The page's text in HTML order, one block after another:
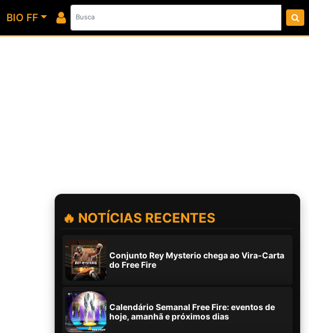
BIO FF
🔥 NOTÍCIAS RECENTES
Conjunto Rey Mysterio chega ao Vira-Carta
do Free Fire
Calendário Semanal Free Fire: eventos de
hoje, amanhã e próximos dias